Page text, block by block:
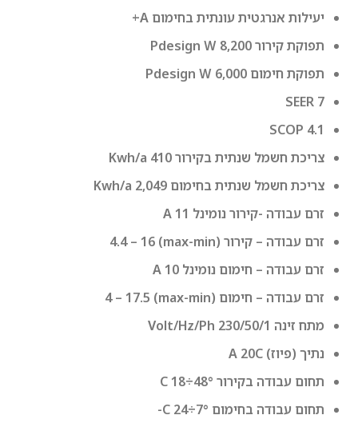
יעילות אנרגטית עונתית בחימום A+
תפוקת קירור Pdesign W 8,200
תפוקת חימום Pdesign W 6,000
SEER 7
SCOP 4.1
צריכת חשמל שנתית בקירור Kwh/a 410
צריכת חשמל שנתית בחימום Kwh/a 2,049
זרם עבודה -קירור נומינל A 11
זרם עבודה – קירור (max-min) 4.4 – 16
זרם עבודה – חימום נומינל A 10
זרם עבודה – חימום (max-min) 4 – 17.5
מתח זינה Volt/Hz/Ph 230/50/1
נתיך (פיוז) A 20C
תחום עבודה בקירור °C 18÷48
תחום עבודה בחימום °C 24÷7-